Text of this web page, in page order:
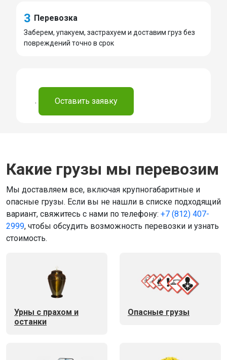
3 Перевозка
Заберем, упакуем, застрахуем и доставим груз без
повреждений точно в срок
. Оставить заявку
Какие грузы мы перевозим
Мы доставляем все, включая крупногабаритные и
опасные грузы. Если вы не нашли в списке подходящий
вариант, свяжитесь с нами по телефону: +7 (812) 407-
2999, чтобы обсудить возможность перевозки и узнать
стоимость.
Урны с прахом и
останки
Опасные грузы